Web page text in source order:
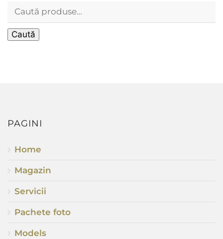
Caută
PAGINI
Home
Magazin
Servicii
Pachete foto
Models